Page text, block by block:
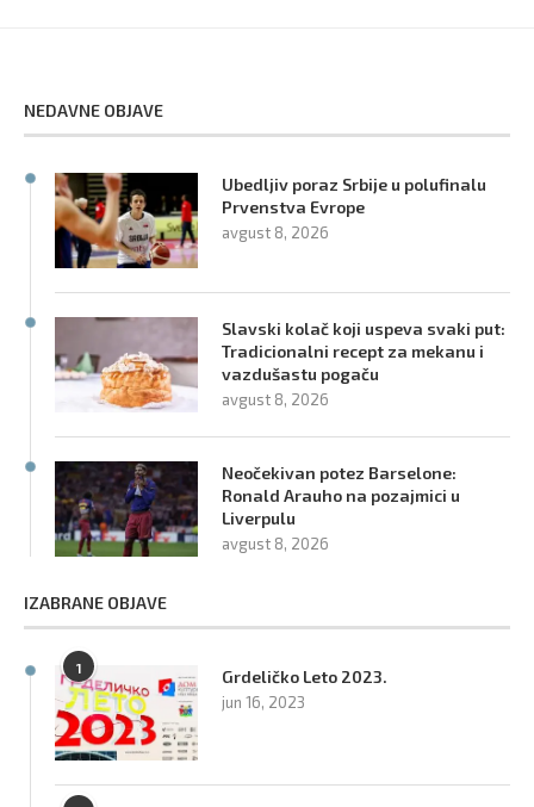
NEDAVNE OBJAVE
Ubedljiv poraz Srbije u polufinalu
Prvenstva Evrope
avgust 8, 2026
Slavski kolač koji uspeva svaki put:
Tradicionalni recept za mekanu i
vazdušastu pogaču
avgust 8, 2026
Neočekivan potez Barselone:
Ronald Arauho na pozajmici u
Liverpulu
avgust 8, 2026
IZABRANE OBJAVE
1 Grdeličko Leto 2023.
jun 16, 2023